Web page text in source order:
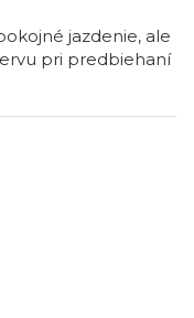
jazdenie, ale
pri predbiehaní